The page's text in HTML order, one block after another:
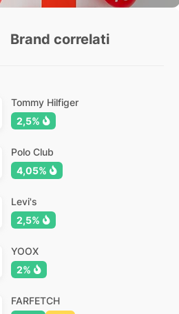
Brand correlati
Tommy Hilfiger
2,5%
Polo Club
4,05%
Levi's
2,5%
YOOX
2%
FARFETCH